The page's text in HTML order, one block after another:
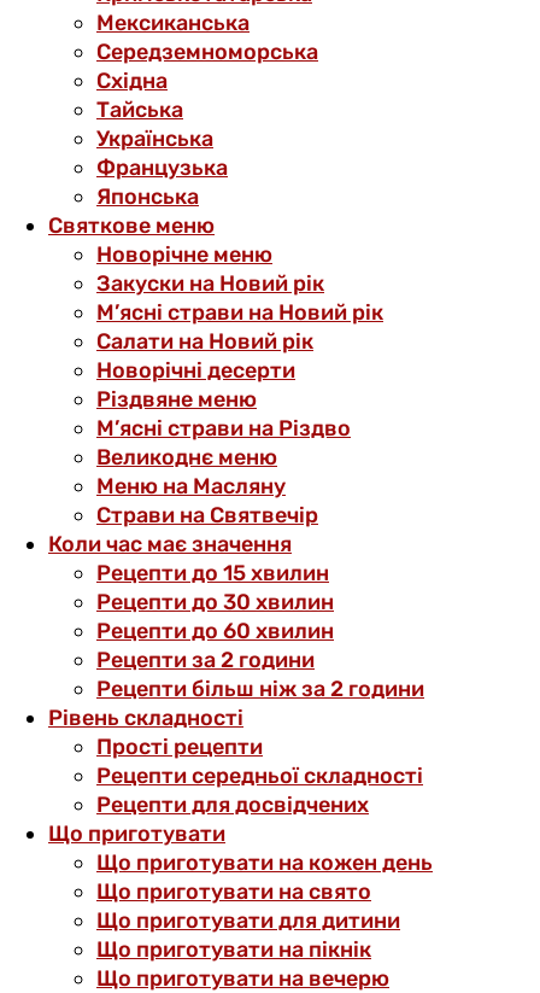
Мексиканська
Середземноморська
Східна
Тайська
Українська
Французька
Японська
Святкове меню
Новорічне меню
Закуски на Новий рік
М’ясні страви на Новий рік
Салати на Новий рік
Новорічні десерти
Різдвяне меню
М’ясні страви на Різдво
Великоднє меню
Меню на Масляну
Страви на Святвечір
Коли час має значення
Рецепти до 15 хвилин
Рецепти до 30 хвилин
Рецепти до 60 хвилин
Рецепти за 2 години
Рецепти більш ніж за 2 години
Рівень складності
Прості рецепти
Рецепти середньої складності
Рецепти для досвідчених
Що приготувати
Що приготувати на кожен день
Що приготувати на свято
Що приготувати для дитини
Що приготувати на пікнік
Що приготувати на вечерю